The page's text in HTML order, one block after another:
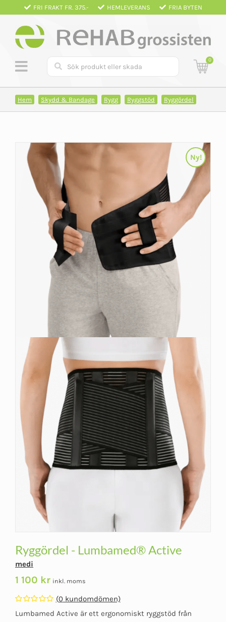
Fortsätt
innehållet
FRI FRAKT FR. 375.- HEMLEVERANS FRIA BYTEN
0
Hem Skydd & Bandage Rygg Ryggstöd Ryggördel
Ny!
Ryggördel - Lumbamed® Active
medi
1 100 kr inkl. moms
Betygsatt
0
(0kundomdömen)
Lumbamed Active är ett ergonomiskt ryggstöd från